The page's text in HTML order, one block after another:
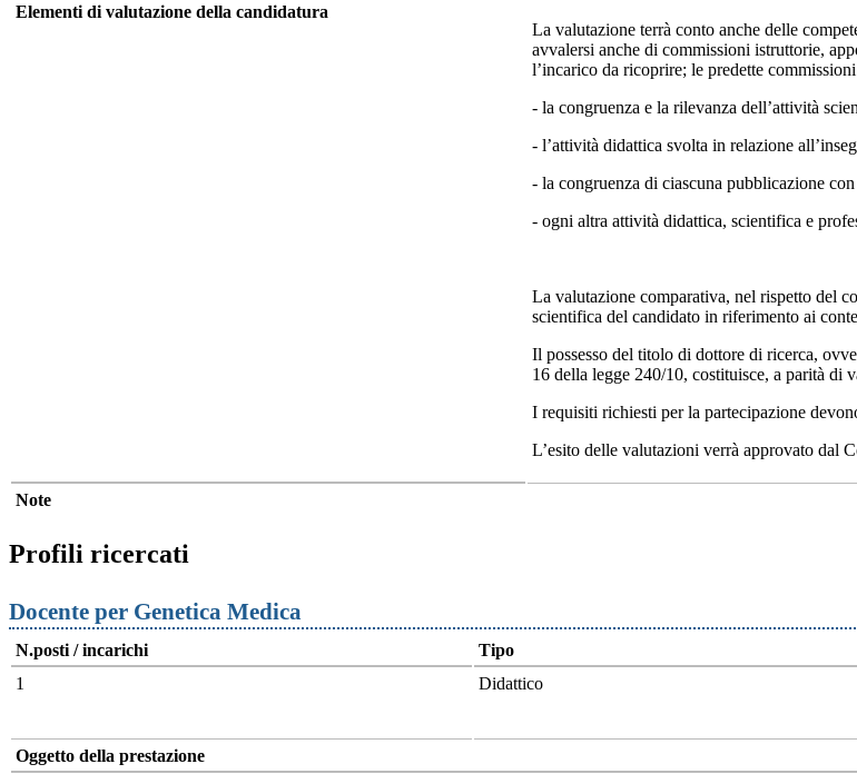
Elementi di valutazione della candidatura
La valutazione terrà conto anche delle
avvalersi anche di commissioni istruttorie,
l’incarico da ricoprire; le predette
- la congruenza e la rilevanza dell’attività
- l’attività didattica svolta in relazione
- la congruenza di ciascuna pubblicazione
- ogni altra attività didattica, scientifica e
La valutazione comparativa, nel rispetto del
scientifica del candidato in riferimento ai
Il possesso del titolo di dottore di ricerca,
16 della legge 240/10, costituisce, a parità di
I requisiti richiesti per la partecipazione
L’esito delle valutazioni verrà approvato dal
Note
Profili ricercati
Docente per Genetica Medica
N.posti / incarichi Tipo
1
Didattico
Oggetto della prestazione